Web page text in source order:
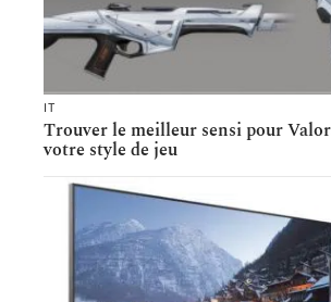
IT
Trouver le meilleur sensi pour
votre style de jeu